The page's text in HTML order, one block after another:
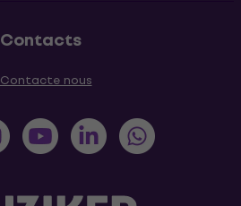
Contacts
Contacte nous